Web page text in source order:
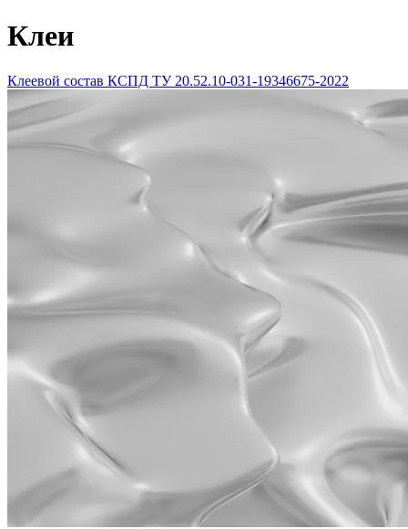
Клеи
Клеевой состав КСПД ТУ 20.52.10-031-19346675-2022